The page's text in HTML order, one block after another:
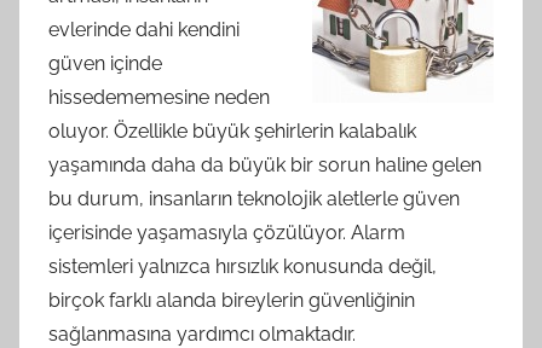
evlerinde dahi kendini
güven içinde
hissedememesine neden
oluyor. Özellikle büyük şehirlerin kalabalık
yaşamında daha da büyük bir sorun haline gelen
bu durum, insanların teknolojik aletlerle güven
içerisinde yaşamasıyla çözülüyor. Alarm
sistemleri yalnızca hırsızlık konusunda değil,
birçok farklı alanda bireylerin güvenliğinin
sağlanmasına yardımcı olmaktadır.